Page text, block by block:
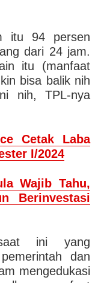
itu 94 persen
dari 24 jam.
itu (manfaat
bisa balik nih
nih, TPL-nya
Cetak Laba
I/2024
Wajib Tahu,
Berinvestasi
saat ini yang
dan
mengedukasi